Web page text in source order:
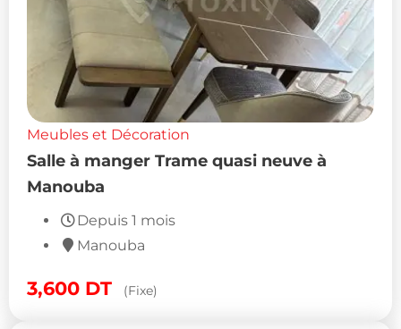
Meubles et Décoration
Salle à manger Trame quasi neuve à
Manouba
Depuis 1 mois
Manouba
3,600 DT (Fixe)